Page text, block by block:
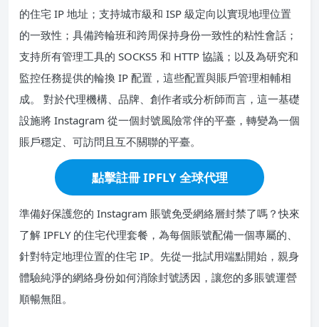
的住宅 IP 地址；支持城市級和 ISP 級定向以實現地理位置
的一致性；具備跨輪班和跨周保持身份一致性的粘性會話；
支持所有管理工具的 SOCKS5 和 HTTP 協議；以及為研究和
監控任務提供的輪換 IP 配置，這些配置與賬戶管理相輔相
成。 對於代理機構、品牌、創作者或分析師而言，這一基礎
設施將 Instagram 從一個封號風險常伴的平臺，轉變為一個
賬戶穩定、可訪問且互不關聯的平臺。
點擊註冊 IPFLY 全球代理
準備好保護您的 Instagram 賬號免受網絡層封禁了嗎？快來
了解 IPFLY 的住宅代理套餐，為每個賬號配備一個專屬的、
針對特定地理位置的住宅 IP。先從一批試用端點開始，親身
體驗純淨的網絡身份如何消除封號誘因，讓您的多賬號運營
順暢無阻。